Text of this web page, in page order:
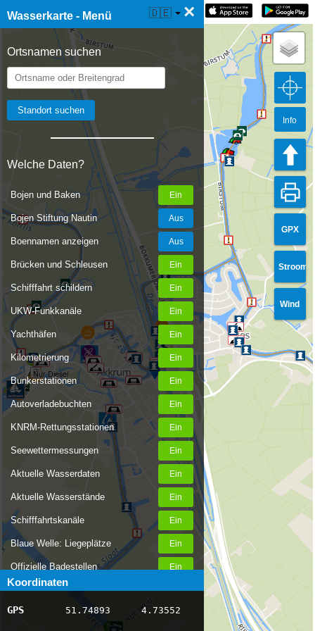
Wasserkarte - Menü ×
Ortsnamen suchen
Welche Daten?
Bojen und Baken
Bojen Stiftung Nautin
Boennamen anzeigen
Brücken und Schleusen
Schifffahrt schildern
UKW-Funkkanäle
Yachthäfen
Kilometrierung
Bunkerstationen
Autoverladebuchten
KNRM-Rettungsstationen
Seewettermessungen
Aktuelle Wasserdaten
Aktuelle Wasserstände
Schifffahrtskanäle
Blaue Welle: Liegeplätze
Offizielle Badestellen
Nachrichten Binnenschifffahrt
AIS-Schiffspositionen
Koordinaten
GPS 51.74893 4.73552
☰ Wasserkarte Live 🇩🇪
GPX
Stroom
Wind
Nur Diesel
Info